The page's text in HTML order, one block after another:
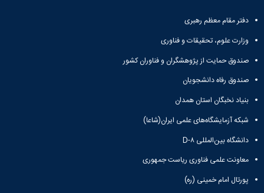
دفتر مقام معظم رهبری
وزارت علوم، تحقیقات و فناوری
صندوق حمایت از پژوهشگران و فناوران کشور
صندوق رفاه دانشجویان
بنیاد نخبگان استان همدان
شبکه آزمایشگاه‌های علمی ایران(شاعا)
دانشگاه بین‌المللی D-۸
معاونت علمی فناوری ریاست جمهوری
پورتال امام خمینی (ره)